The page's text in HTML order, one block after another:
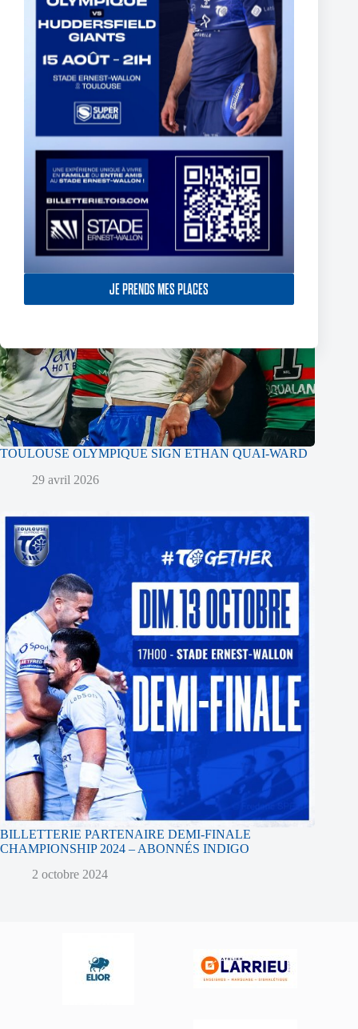
JE PRENDS MES PLACES
UK – MATHIEU JUSSAUME SIGNS A THREE-YEAR
CONTRACT EXTENSION
16 juin 2026
TOULOUSE OLYMPIQUE SIGN ETHAN QUAI-WARD
29 avril 2026
BILLETTERIE PARTENAIRE DEMI-FINALE
CHAMPIONSHIP 2024 – ABONNÉS INDIGO
2 octobre 2024